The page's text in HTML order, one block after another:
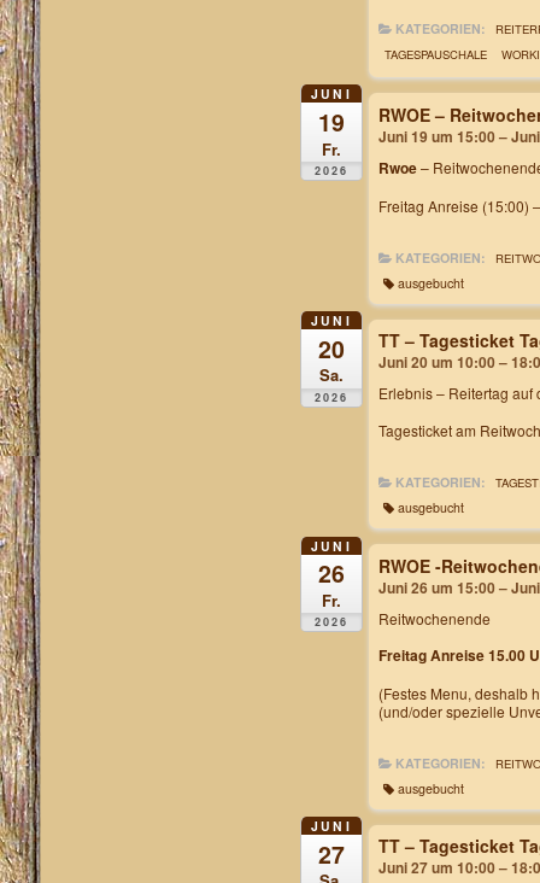
KATEGORIEN:
TAGESPAUSCHALE
JUNI
19
Fr.
2026
RWOE –
Juni 19 um 15:00 –
Rwoe–
Freitag Anreise (15:00)
KATEGORIEN:
ausgebucht
JUNI
20
Sa.
2026
TT – Tagesticket
Juni 20 um 10:00 –
Erlebnis – Reitertag auf
Tagesticket am
KATEGORIEN:
ausgebucht
JUNI
26
Fr.
2026
RWOE -
Juni 26 um 15:00 –
Reitwochenende
Freitag Anreise 15.00
(Festes Menu, deshalb
(und/oder spezielle
KATEGORIEN:
ausgebucht
JUNI
27 TT – Tagesticket
Juni 27 um 10:00 –